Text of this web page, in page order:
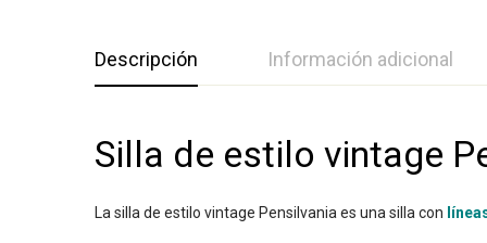
Descripción Información adicional
Silla de estilo vintage
La silla de estilo vintage Pensilvania es una silla con